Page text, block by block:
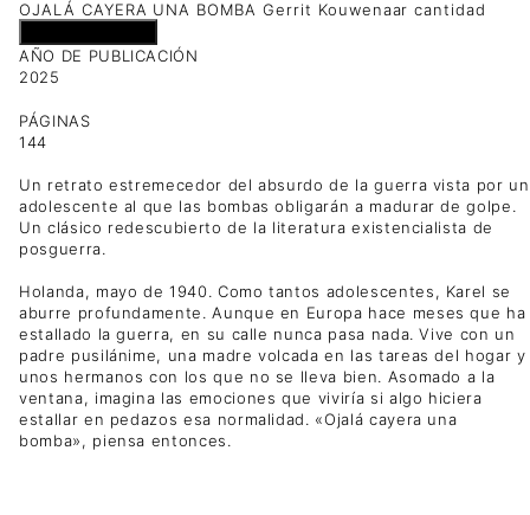
OJALÁ CAYERA UNA BOMBA Gerrit Kouwenaar cantidad
AÑO DE PUBLICACIÓN
2025
PÁGINAS
144
Un retrato estremecedor del absurdo de la guerra vista por un
adolescente al que las bombas obligarán a madurar de golpe.
Un clásico redescubierto de la literatura existencialista de
posguerra.
Holanda, mayo de 1940. Como tantos adolescentes, Karel se
aburre profundamente. Aunque en Europa hace meses que ha
estallado la guerra, en su calle nunca pasa nada. Vive con un
padre pusilánime, una madre volcada en las tareas del hogar y
unos hermanos con los que no se lleva bien. Asomado a la
ventana, imagina las emociones que viviría si algo hiciera
estallar en pedazos esa normalidad. «Ojalá cayera una
bomba», piensa entonces.